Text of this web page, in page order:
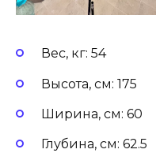
Вес, кг: 54
Высота, см: 175
Ширина, см: 60
Глубина, см: 62.5